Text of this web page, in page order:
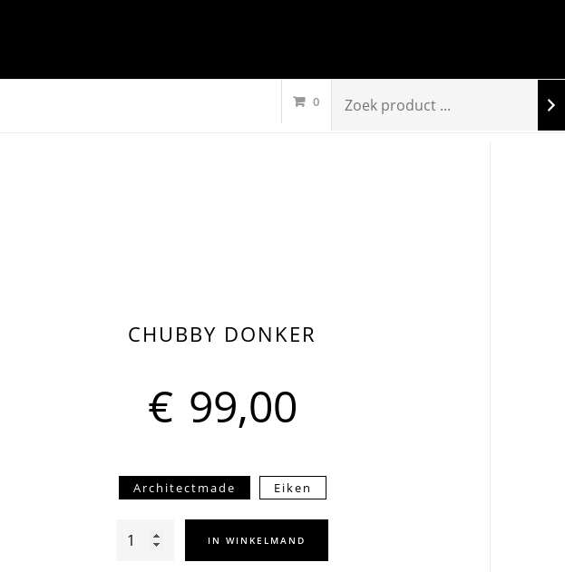
0
CHUBBY DONKER
€ 99,00
Architectmade Eiken
Chubby
IN WINKELMAND